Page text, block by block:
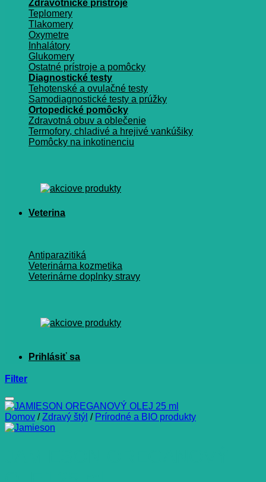
Zdravotnícke prístroje
Teplomery
Tlakomery
Oxymetre
Inhalátory
Glukomery
Ostatné prístroje a pomôcky
Diagnostické testy
Tehotenské a ovulačné testy
Samodiagnostické testy a prúžky
Ortopedické pomôcky
Zdravotná obuv a oblečenie
Termofory, chladivé a hrejivé vankúšiky
Pomôcky na inkotinenciu
Veterina
Antiparazitiká
Veterinárna kozmetika
Veterinárne doplnky stravy
Filter
Domov / Zdravý štýl / Prírodné a BIO produkty